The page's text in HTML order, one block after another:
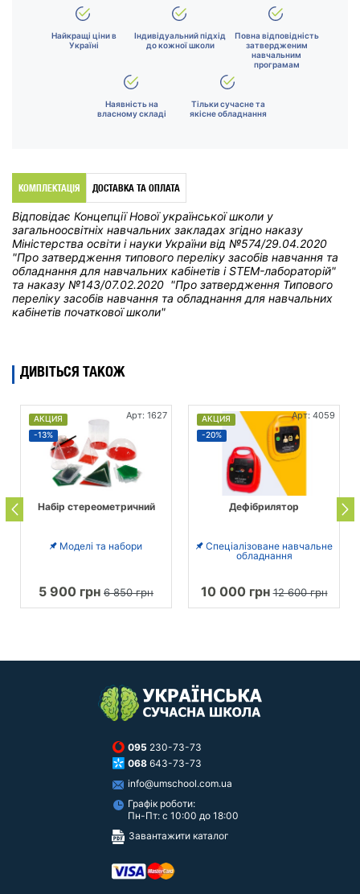
Найкращі ціни в
Україні
Індивідуальний підхід
до кожної школи
Повна відповідність
затвердженим
навчальним
програмам
Наявність на
власному складі
Тільки сучасне та
якісне обладнання
КОМПЛЕКТАЦІЯ ДОСТАВКА ТА ОПЛАТА
Відповідає Концепції Нової української школи у
загальноосвітніх навчальних закладах згідно наказу
Міністерства освіти і науки України від №574/29.04.2020
"Про затвердження типового переліку засобів навчання та
обладнання для навчальних кабінетів і STEM-лабораторій"
та наказу №143/07.02.2020 "Про затвердження Типового
переліку засобів навчання та обладнання для навчальних
кабінетів початкової школи"
ДИВІТЬСЯ ТАКОЖ
АКЦИЯ
-13%
Арт: 1627
Набір стереометричний
Моделі та набори
5 900 грн 6 850 грн
АКЦИЯ
-20%
Арт: 4059
Дефібрилятор
Спеціалізоване навчальне
обладнання
10 000 грн12 600 грн
095 230-73-73
068 643-73-73
info@umschool.com.ua
Графік роботи:
Пн-Пт: с 10:00 до 18:00
Завантажити каталог